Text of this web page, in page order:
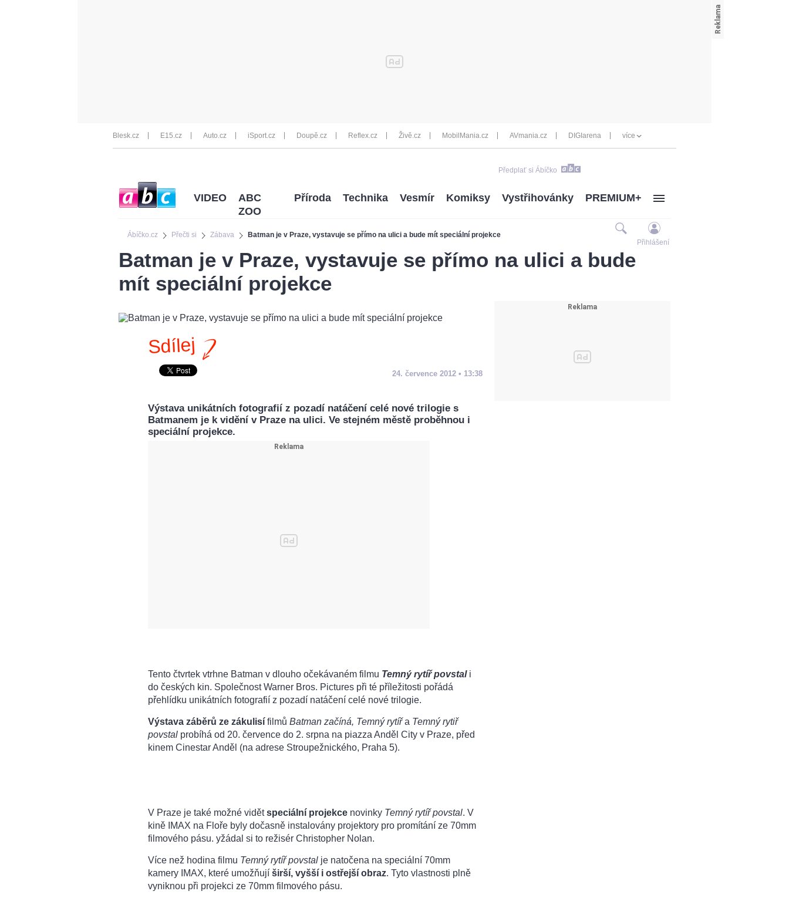
Blesk.cz E15.cz Auto.cz iSport.cz Doupě.cz Reflex.cz Živě.cz MobilMania.cz AVmania.cz DIGIarena více
Předplať si Ábíčko
Ábíčko.cz Přečti si Zábava Batman je v Praze, vystavuje se přímo na ulici a bude mít speciální projekce
VIDEO
ABC
ZOO
Příroda Technika Vesmír Komiksy Vystřihovánky PREMIUM+
Přihlášení
Batman je v Praze, vystavuje se přímo na ulici a bude
mít speciální projekce
Sdílej
24. července 2012 • 13:38
Výstava unikátních fotografií z pozadí natáčení celé nové trilogie s
Batmanem je k vidění v Praze na ulici. Ve stejném městě proběhnou i
speciální projekce.
Tento čtvrtek vtrhne Batman v dlouho očekávaném filmu Temný rytíř povstal i
do českých kin. Společnost Warner Bros. Pictures při té příležitosti pořádá
přehlídku unikátních fotografií z pozadí natáčení celé nové trilogie.
Výstava záběrů ze zákulisí filmů Batman začíná, Temný rytířa Temný rytiř
povstal probíhá od 20. července do 2. srpna na piazza Anděl City v Praze, před
kinem Cinestar Anděl (na adrese Stroupežnického, Praha 5).
V Praze je také možné vidětspeciální projekce novinky Temný rytíř povstal. V
kině IMAX na Floře byly dočasně instalovány projektory pro promítání ze 70mm
filmového pásu. yžádal si to režisér Christopher Nolan.
Více než hodina filmu Temný rytíř povstal je natočena na speciální 70mm
kamery IMAX, které umožňují širší, vyšší i ostřejší obraz. Tyto vlastnosti plně
vyniknou při projekci ze 70mm filmového pásu.